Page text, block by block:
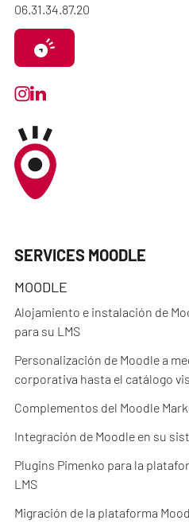
06.31.34.87.20
SERVICES MOODLE
MOODLE
Alojamiento e instalación de
para su LMS
Personalización de Moodle a
corporativa hasta el catálogo
Complementos del Moodle
Integración de Moodle en su
Plugins Pimenko para la
LMS
Migración de la plataforma